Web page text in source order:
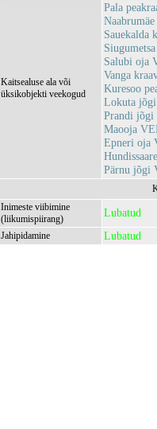
Kaitsealuse ala või
üksikobjekti veekogud
Pala
Sauekalda
Salubi oja
Vanga
Kuresoo
Lokuta
Prandi jõgi
Maooja
Epneri oja
Pärnu jõgi
Inimeste viibimine
(liikumispiirang)
Lubatud
Jahipidamine Lubatud